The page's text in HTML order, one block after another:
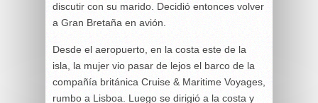
discutir con su marido. Decidió entonces volver
a Gran Bretaña en avión.
Desde el aeropuerto, en la costa este de la
isla, la mujer vio pasar de lejos el barco de la
compañía británica Cruise & Maritime Voyages,
rumbo a Lisboa. Luego se dirigió a la costa y